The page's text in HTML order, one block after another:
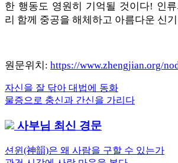
한 행동도 영원히 기억될 것이다! 인
리 함께 중공을 해체하고 아름다운 신
원문위치: https://www.zhengjian.org/
글
내
비
게
Previous
Post:
자신을 잘 닦아 대법에 동화
Next
물증으로 충신과 간신을 가리다
사부님 최신 경문
션윈(神韻)은 왜 사람을 구할 수 있는가